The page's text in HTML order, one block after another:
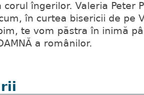
corul îngerilor. Valeria Peter
în curtea bisericii de pe
te vom păstra în inimă
a românilor.